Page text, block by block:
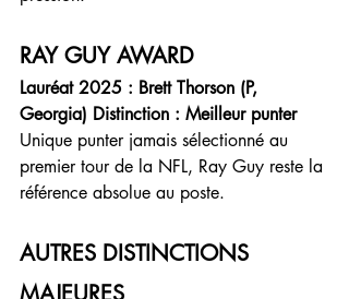
RAY GUY AWARD
Lauréat 2025 : Brett Thorson (P,
Georgia) Distinction : Meilleur punter
Unique punter jamais sélectionné au
premier tour de la NFL, Ray Guy reste la
référence absolue au poste.
AUTRES DISTINCTIONS